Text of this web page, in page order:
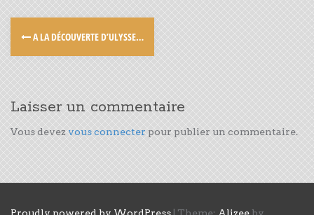
A LA DÉCOUVERTE D’ULYSSE…
Laisser un commentaire
Vous devez vous connecter pour publier un commentaire.